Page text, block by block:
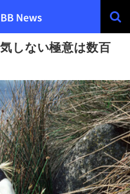
しない極意は数百